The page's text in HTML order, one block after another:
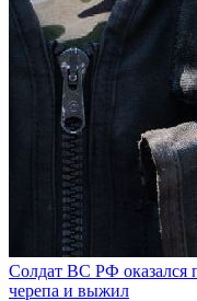
Солдат ВС РФ оказался
черепа и выжил